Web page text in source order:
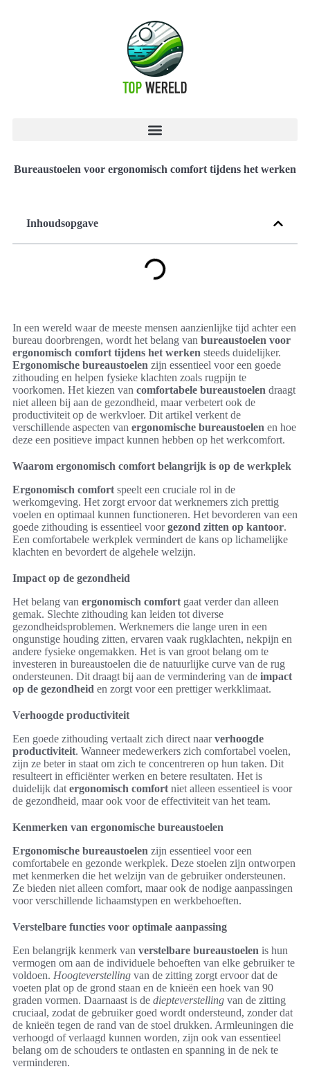
Bureaustoelen voor ergonomisch comfort tijdens het werken
Inhoudsopgave
In een wereld waar de meeste mensen aanzienlijke tijd achter een
bureau doorbrengen, wordt het belang van bureaustoelen voor
ergonomisch comfort tijdens het werken steeds duidelijker.
Ergonomische bureaustoelen zijn essentieel voor een goede
zithouding en helpen fysieke klachten zoals rugpijn te
voorkomen. Het kiezen van comfortabele bureaustoelen draagt
niet alleen bij aan de gezondheid, maar verbetert ook de
productiviteit op de werkvloer. Dit artikel verkent de
verschillende aspecten van ergonomische bureaustoelen en hoe
deze een positieve impact kunnen hebben op het werkcomfort.
Waarom ergonomisch comfort belangrijk is op de werkplek
Ergonomisch comfort speelt een cruciale rol in de
werkomgeving. Het zorgt ervoor dat werknemers zich prettig
voelen en optimaal kunnen functioneren. Het bevorderen van een
goede zithouding is essentieel voorgezond zitten op kantoor.
Een comfortabele werkplek vermindert de kans op lichamelijke
klachten en bevordert de algehele welzijn.
Impact op de gezondheid
Het belang van ergonomisch comfort gaat verder dan alleen
gemak. Slechte zithouding kan leiden tot diverse
gezondheidsproblemen. Werknemers die lange uren in een
ongunstige houding zitten, ervaren vaak rugklachten, nekpijn en
andere fysieke ongemakken. Het is van groot belang om te
investeren in bureaustoelen die de natuurlijke curve van de rug
ondersteunen. Dit draagt bij aan de vermindering van de impact
op de gezondheid en zorgt voor een prettiger werkklimaat.
Verhoogde productiviteit
Een goede zithouding vertaalt zich direct naarverhoogde
productiviteit. Wanneer medewerkers zich comfortabel voelen,
zijn ze beter in staat om zich te concentreren op hun taken. Dit
resulteert in efficiënter werken en betere resultaten. Het is
duidelijk dat ergonomisch comfort niet alleen essentieel is voor
de gezondheid, maar ook voor de effectiviteit van het team.
Kenmerken van ergonomische bureaustoelen
Ergonomische bureaustoelen zijn essentieel voor een
comfortabele en gezonde werkplek. Deze stoelen zijn ontworpen
met kenmerken die het welzijn van de gebruiker ondersteunen.
Ze bieden niet alleen comfort, maar ook de nodige aanpassingen
voor verschillende lichaamstypen en werkbehoeften.
Verstelbare functies voor optimale aanpassing
Een belangrijk kenmerk van verstelbare bureaustoelen is hun
vermogen om aan de individuele behoeften van elke gebruiker te
voldoen. Hoogteverstelling van de zitting zorgt ervoor dat de
voeten plat op de grond staan en de knieën een hoek van 90
graden vormen. Daarnaast is de diepteverstelling van de zitting
cruciaal, zodat de gebruiker goed wordt ondersteund, zonder dat
de knieën tegen de rand van de stoel drukken. Armleuningen die
verhoogd of verlaagd kunnen worden, zijn ook van essentieel
belang om de schouders te ontlasten en spanning in de nek te
verminderen.